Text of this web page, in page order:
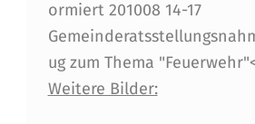
M
I
N
N
ormiert 201008 14-17
ug zum Thema
Weitere Bilder: